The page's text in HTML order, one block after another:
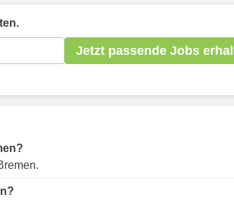
Jetzt passende Jobs